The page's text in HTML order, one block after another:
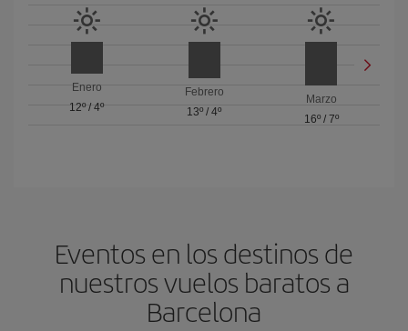
Enero
12º/4º
Febrero
13º / 4º
Marzo
16º/ 7º
Eventos en los destinos de
nuestros vuelos baratos a
Barcelona